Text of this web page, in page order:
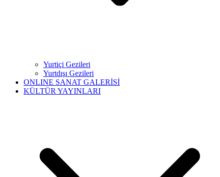
Yurtiçi Gezileri
Yurtdışı Gezileri
ONLINE SANAT GALERİSİ
KÜLTÜR YAYINLARI